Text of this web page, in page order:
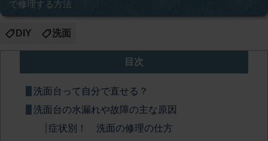
で修理する方法
DIY 洗面
目次
洗面台って自分で直せる？
洗面台の水漏れや故障の主な原因
症状別！ 洗面の修理の仕方